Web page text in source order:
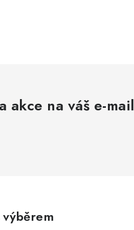
akce na váš e-mail
výběrem